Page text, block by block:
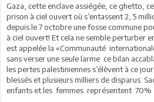
Gaza, cette enclave assiégée, ce ghetto,
prison à ciel ouvert où s’entassent 2, 5
depuis le 7 octobre une fosse commune
à ciel ouvert! Et cela ne semble perturber
est appelée la «Communauté
sans verser une seule larme ce bilan
les pertes palestiniennes s’élèvent à ce
blessés et plusieurs milliers de disparus.
enfants et les femmes représentent 70%